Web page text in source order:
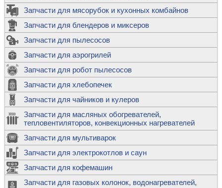
Запчасти для мясорубок и кухонных комбайнов
Запчасти для блендеров и миксеров
Запчасти для пылесосов
Запчасти для аэрогрилей
Запчасти для робот пылесосов
Запчасти для хлебопечек
Запчасти для чайников и кулеров
Запчасти для масляных обогревателей,
тепловентиляторов, конвекционных нагревателей
Запчасти для мультиварок
Запчасти для электрокотлов и саун
Запчасти для кофемашин
Запчасти для газовых колонок, водонагревателей,